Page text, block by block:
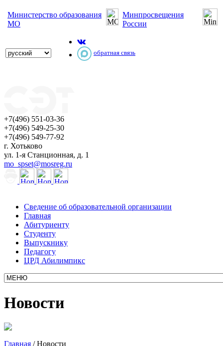
Министерство образования
МО
Минпросвещения
России
обратная связь
+7(496) 551-03-36
+7(496) 549-25-30
+7(496) 549-77-92
г. Хотьково
ул. 1-я Станционная, д. 1
mo_spset@mosreg.ru
Сведение об образовательной организации
Главная
Абитуриенту
Студенту
Выпускнику
Педагогу
ЦРД Абилимпикс
Новости
Главная /Новости